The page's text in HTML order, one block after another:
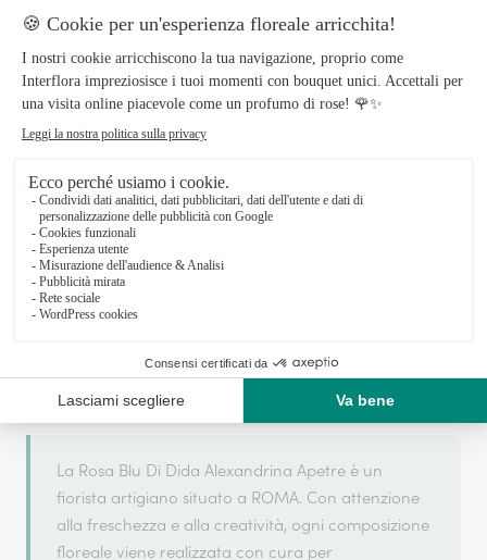
Il tuo fiorista artigiano a ROMA
La Rosa Blu Di Dida Alexandrina Apetre si basa
trasmissione floreale di riferimento, per garantirti
un servizio di qualità.
La Rosa Blu Di Dida Alexandrina Apetre è un
fiorista artigiano situato a ROMA. Con attenzione
alla freschezza e alla creatività, ogni composizione
floreale viene realizzata con cura per